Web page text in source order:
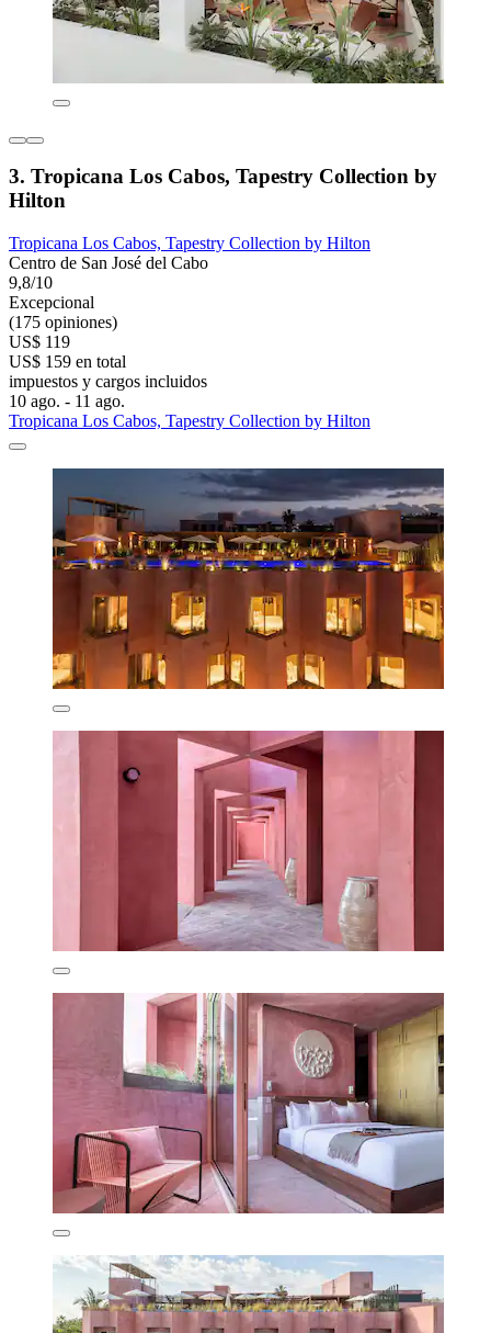
3. Tropicana Los Cabos, Tapestry Collection by
Hilton
Tropicana Los Cabos, Tapestry Collection by Hilton
Centro de San José del Cabo
9,8/10
Excepcional
(175 opiniones)
US$ 119
US$ 159 en total
impuestos y cargos incluidos
10 ago. - 11 ago.
Tropicana Los Cabos, Tapestry Collection by Hilton